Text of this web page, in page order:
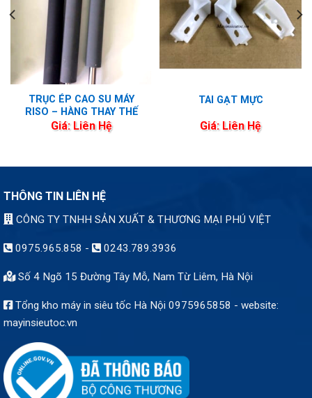
TRỤC ÉP CAO SU MÁY
RISO – HÀNG THAY THẾ
Giá: Liên Hệ
TAI GẠT MỰC
Giá: Liên Hệ
THÔNG TIN LIÊN HỆ
CÔNG TY TNHH SẢN XUẤT & THƯƠNG MẠI PHÚ VIỆT
0975.965.858 - 0243.789.3936
Số 4 Ngõ 15 Đường Tây Mỗ, Nam Từ Liêm, Hà Nội
Tổng kho máy in siêu tốc Hà Nội 0975965858 - website:
mayinsieutoc.vn